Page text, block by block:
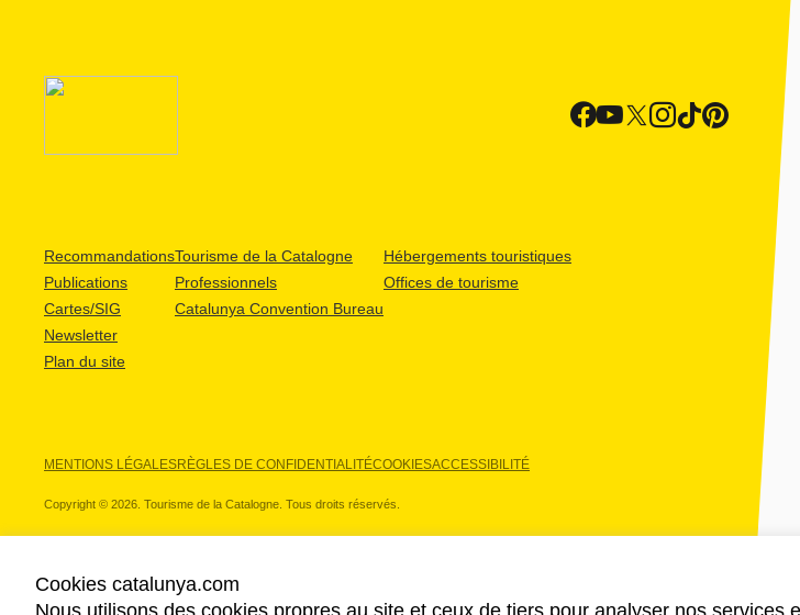
Recommandations
Publications
Cartes/SIG
Newsletter
Plan du site
Tourisme de la Catalogne
Professionnels
Catalunya Convention Bureau
Hébergements touristiques
Offices de tourisme
MENTIONS LÉGALESRÈGLES DE CONFIDENTIALITÉCOOKIESACCESSIBILITÉ
Copyright © 2026. Tourisme de la Catalogne. Tous droits réservés.
Cookies catalunya.com
Nous utilisons des cookies propres au site et ceux de tiers pour analyser nos